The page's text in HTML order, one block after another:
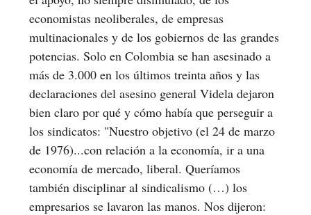
economistas neoliberales, de empresas
multinacionales y de los gobiernos de las grandes
potencias. Solo en Colombia se han asesinado a
más de 3.000 en los últimos treinta años y las
declaraciones del asesino general Videla dejaron
bien claro por qué y cómo había que perseguir a
los sindicatos: "Nuestro objetivo (el 24 de marzo
de 1976)...con relación a la economía, ir a una
economía de mercado, liberal. Queríamos
también disciplinar al sindicalismo (…) los
empresarios se lavaron las manos. Nos dijeron: